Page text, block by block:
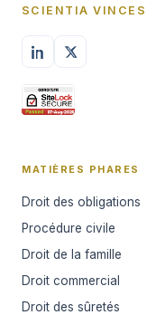
SCIENTIA VINCES
MATIÈRES PHARES
Droit des obligations
Procédure civile
Droit de la famille
Droit commercial
Droit des sûretés